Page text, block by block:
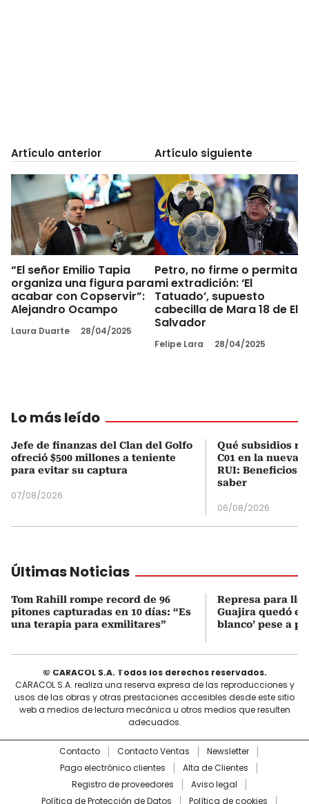
Artículo anterior
“El señor Emilio Tapia
organiza una figura para
acabar con Copservir”:
Alejandro Ocampo
Laura Duarte 28/04/2025
Artículo siguiente
Petro, no firme o permita
mi extradición: ‘El
Tatuado’, supuesto
cabecilla de Mara 18 de El
Salvador
Felipe Lara 28/04/2025
Lo más leído
Jefe de finanzas del Clan del Golfo
ofreció $500 millones a teniente
para evitar su captura
07/08/2026
Qué subsidios
C01 en la nueva
RUI: Beneficios
saber
06/08/2026
Últimas Noticias
Tom Rahill rompe record de 96
pitones capturadas en 10 días: “Es
una terapia para exmilitares”
Represa para
Guajira quedó en
blanco’ pese a
© CARACOL S.A. Todos los derechos reservados.
CARACOL S.A. realiza una reserva expresa de las reproducciones y
usos de las obras y otras prestaciones accesibles desde este sitio
web a medios de lectura mecánica u otros medios que resulten
adecuados.
Contacto Contacto Ventas
Newsletter
Pago electrónico clientes
Alta de Clientes
Registro de proveedores
Aviso legal
Política de Protección de Datos
Política de cookies